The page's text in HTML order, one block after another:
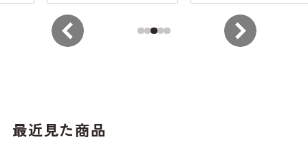
最近見た商品